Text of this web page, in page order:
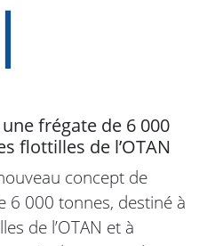
frégate de 6 000
flottilles de l’OTAN
concept de
6 000 tonnes, destiné à
de l’OTAN et à